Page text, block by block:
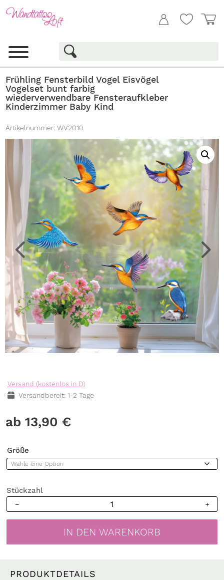
Frühling Fensterbild Vogel Eisvögel
Vogelset bunt farbig
wiederverwendbare Fensteraufkleber
Kinderzimmer Baby Kind
Artikelnummer: WV2010
Versand (kostenlos in D)
Versandbereit: 1-2 Tage
13,90 €
Größe
Stückzahl
Fensterbild
farbig
IN DEN WARENKORB
PRODUKTDETAILS